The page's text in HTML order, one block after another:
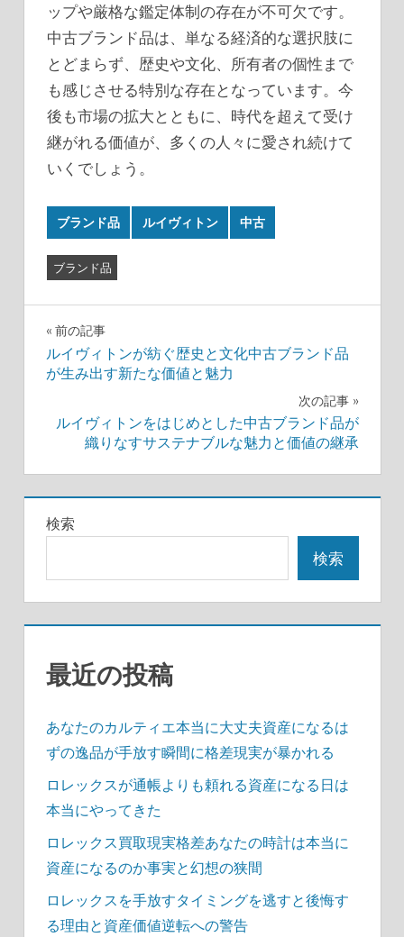
ップや厳格な鑑定体制の存在が不可欠です。
中古ブランド品は、単なる経済的な選択肢に
とどまらず、歴史や文化、所有者の個性まで
も感じさせる特別な存在となっています。今
後も市場の拡大とともに、時代を超えて受け
継がれる価値が、多くの人々に愛され続けて
いくでしょう。
ブランド品 ルイヴィトン 中古
ブランド品
投
稿
ゲ
ー
シ
ョ
ン
前の記事
ルイヴィトンが紡ぐ歴史と文化中古ブランド品
が生み出す新たな価値と魅力
次の記事
ルイヴィトンをはじめとした中古ブランド品が
織りなすサステナブルな魅力と価値の継承
検索
検索
最近の投稿
あなたのカルティエ本当に大丈夫資産になるは
ずの逸品が手放す瞬間に格差現実が暴かれる
ロレックスが通帳よりも頼れる資産になる日は
本当にやってきた
ロレックス買取現実格差あなたの時計は本当に
資産になるのか事実と幻想の狭間
ロレックスを手放すタイミングを逃すと後悔す
る理由と資産価値逆転への警告